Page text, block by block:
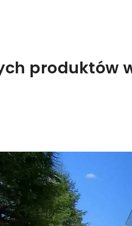
produktów